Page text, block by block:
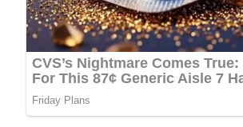
Zutaten
4 dünne Kalbs- oder
2 Scheiben gekochter Schinken
4 Eßlöffel gehackte Fines herbes